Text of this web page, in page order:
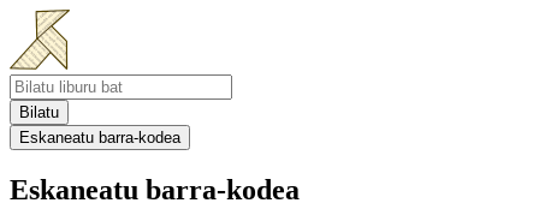
Bilatu
Eskaneatu barra-kodea
Eskaneatu barra-kodea